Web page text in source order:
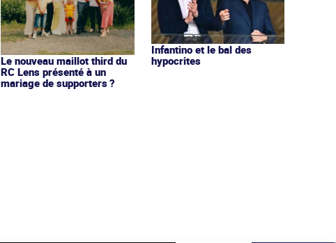
Le nouveau maillot third du
RC Lens présenté à un
mariage de supporters ?
Infantino et le bal des
hypocrites